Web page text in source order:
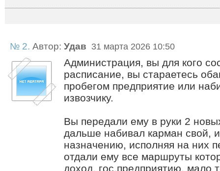
№ 2. Автор: Удав 31 марта 2026 10:50
Администрация, вы для кого
расписание, вы стараетесь
пробегом предприятие или
извозчику.
Вы передали ему в руки 2
дальше набивал карман свой,
назначению, исполняя на них
отдали ему все маршруты
доход, гос.предприятию, мало